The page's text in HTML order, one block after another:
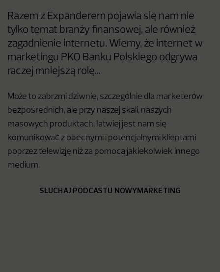
Razem z Expanderem pojawia się nam nie
tylko temat branży finansowej, ale również
zagadnienie internetu. Wiemy, że internet w
marketingu PKO Banku Polskiego odgrywa
raczej mniejszą rolę…
Może to zabrzmi dziwnie, szczególnie dla marketerów
bezpośrednich, ale przy naszej skali, naszych
masowych produktach, łatwiej jest nam się
komunikować z obecnymi i potencjalnymi klientami
poprzez telewizję niż za pomocą jakiekolwiek innego
medium.
SŁUCHAJ PODCASTU NOWYMARKETING